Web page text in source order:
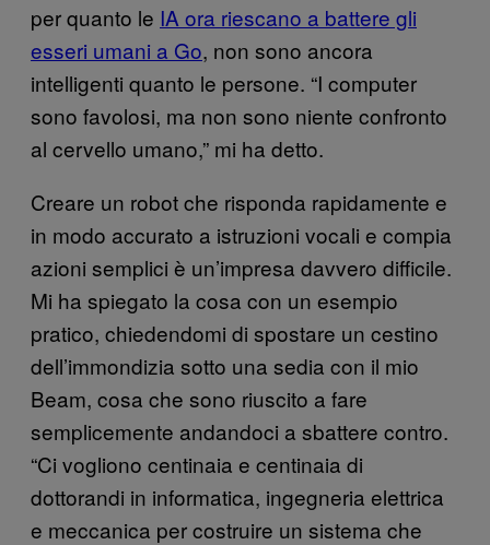
per quanto le IA ora riescano a battere gli
esseri umani a Go, non sono ancora
intelligenti quanto le persone. “I computer
sono favolosi, ma non sono niente confronto
al cervello umano,” mi ha detto.
Creare un robot che risponda rapidamente e
in modo accurato a istruzioni vocali e compia
azioni semplici è un’impresa davvero difficile.
Mi ha spiegato la cosa con un esempio
pratico, chiedendomi di spostare un cestino
dell’immondizia sotto una sedia con il mio
Beam, cosa che sono riuscito a fare
semplicemente andandoci a sbattere contro.
“Ci vogliono centinaia e centinaia di
dottorandi in informatica, ingegneria elettrica
e meccanica per costruire un sistema che